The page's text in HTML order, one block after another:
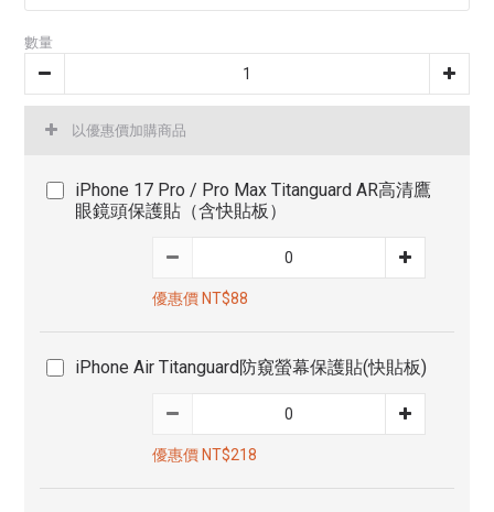
數量
以優惠價加購商品
iPhone 17 Pro / Pro Max Titanguard AR高清鷹
眼鏡頭保護貼（含快貼板）
優惠價 NT$88
iPhone Air Titanguard防窺螢幕保護貼(快貼板)
優惠價 NT$218